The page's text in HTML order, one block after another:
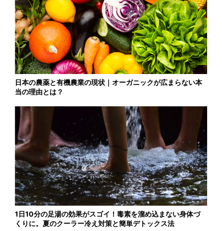
日本の農薬と有機農業の現状｜オーガニックが広まらない本
当の理由とは？
1日10分の足湯の効果がスゴイ！毒素を溜め込まない身体づ
くりに。夏のクーラー冷え対策と簡単デトックス法